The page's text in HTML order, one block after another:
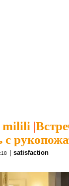
milili |
с
satisfaction